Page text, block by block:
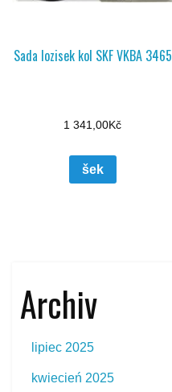
Sada lozisek kol SKF VKBA 3465
1 341,00Kč
šek
Archiv
lipiec 2025
kwiecień 2025